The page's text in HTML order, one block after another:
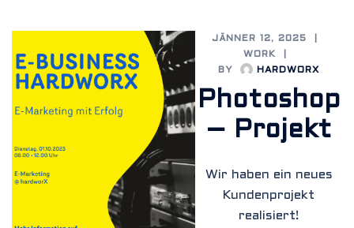
JÄNNER 12, 2025
WORK
BY
HARDWORX
Photoshop
– Projekt
Wir haben ein neues
Kundenprojekt
realisiert!